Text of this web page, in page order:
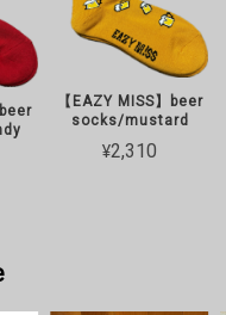
【EAZY MISS】beer
socks/mustard
¥2,310